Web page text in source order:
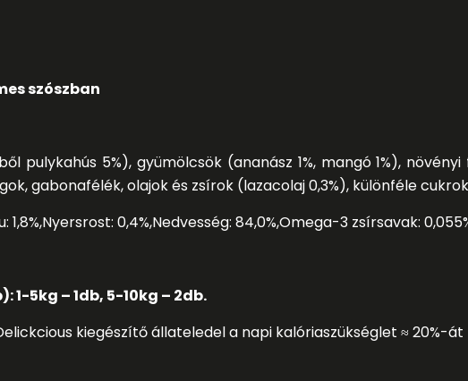
szószban
pulykahús 5%), gyümölcsök (ananász 1%, mangó 1%),
gabonafélék, olajok és zsírok (lazacolaj 0,3%), különféle
1,8%,Nyersrost: 0,4%,Nedvesség: 84,0%,Omega-3 zsírsavak:
5kg – 1db, 5-10kg – 2db.
kiegészítő állateledel a napi kalóriaszükséglet ≈ 20%-